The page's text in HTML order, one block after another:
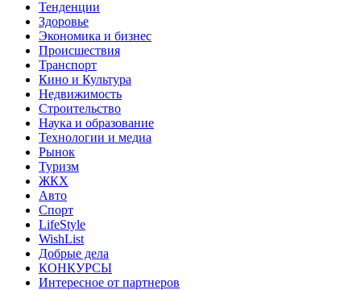
Тенденции
Здоровье
Экономика и бизнес
Происшествия
Транспорт
Кино и Культура
Недвижимость
Строительство
Наука и образование
Технологии и медиа
Рынок
Туризм
ЖКХ
Авто
Спорт
LifeStyle
WishList
Добрые дела
КОНКУРСЫ
Интересное от партнеров